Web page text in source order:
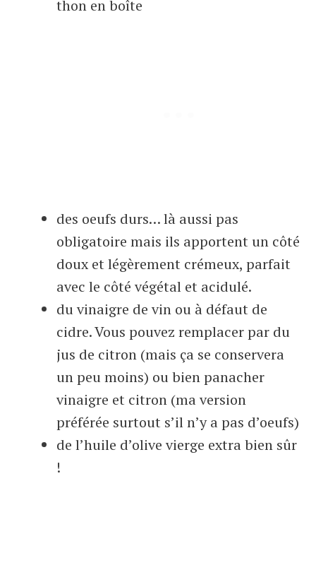
thon en boîte
des oeufs durs… là aussi pas
obligatoire mais ils apportent un côté
doux et légèrement crémeux, parfait
avec le côté végétal et acidulé.
du vinaigre de vin ou à défaut de
cidre. Vous pouvez remplacer par du
jus de citron (mais ça se conservera
un peu moins) ou bien panacher
vinaigre et citron (ma version
préférée surtout s’il n’y a pas d’oeufs)
de l’huile d’olive vierge extra bien sûr
!